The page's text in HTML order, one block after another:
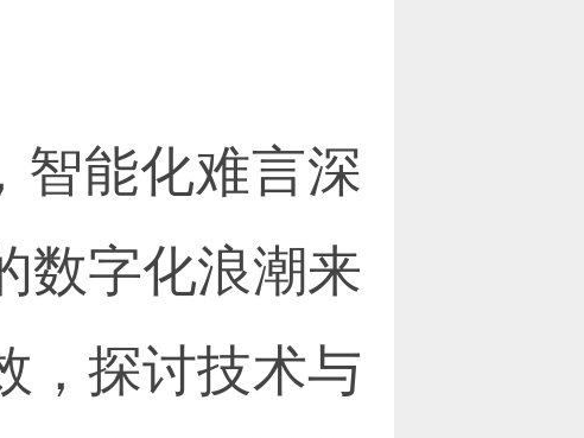
智能化难言深
数字化浪潮来
，探讨技术与